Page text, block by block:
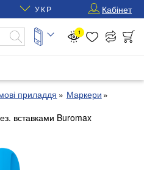
УКР Кабінет
1
приладдя
Маркери
вставками Buromax